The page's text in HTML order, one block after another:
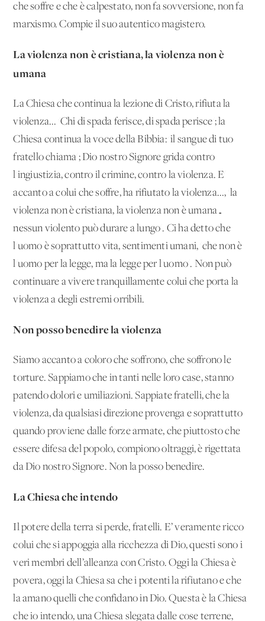
che soffre e che è calpestato, non fa sovversione, non fa
marxismo. Compie il suo autentico magistero.
La violenza non è cristiana, la violenza non è
umana
La Chiesa che continua la lezione di Cristo, rifiuta la
violenza... 'Chi di spada ferisce, di spada perisce'; la
Chiesa continua la voce della Bibbia: 'il sangue di tuo
fratello chiama'; Dio nostro Signore grida contro
l'ingiustizia, contro il crimine, contro la violenza. E'
accanto a colui che soffre, ha rifiutato la violenza..., 'la
violenza non è cristiana, la violenza non è umana…
nessun violento può durare a lungo'. Ci ha detto che
l'uomo è soprattutto vita, sentimenti umani, 'che non è
l'uomo per la legge, ma la legge per l'uomo'. Non può
continuare a vivere tranquillamente colui che porta la
violenza a degli estremi orribili.
Non posso benedire la violenza
Siamo accanto a coloro che soffrono, che soffrono le
torture. Sappiamo che in tanti nelle loro case, stanno
patendo dolori e umiliazioni. Sappiate fratelli, che la
violenza, da qualsiasi direzione provenga e soprattutto
quando proviene dalle forze armate, che piuttosto che
essere difesa del popolo, compiono oltraggi, è rigettata
da Dio nostro Signore. Non la posso benedire.
La Chiesa che intendo
Il potere della terra si perde, fratelli. E’ veramente ricco
colui che si appoggia alla ricchezza di Dio, questi sono i
veri membri dell’alleanza con Cristo. Oggi la Chiesa è
povera, oggi la Chiesa sa che i potenti la rifiutano e che
la amano quelli che confidano in Dio. Questa è la Chiesa
che io intendo, una Chiesa slegata dalle cose terrene,